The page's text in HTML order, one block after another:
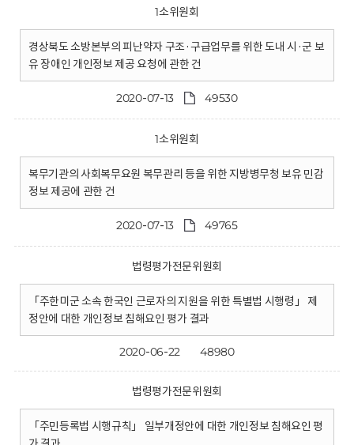
1소위원회
경상북도 소방본부의 피난약자 구조·구급업무를 위한 도내 시·군 보
유 장애인 개인정보 제공 요청에 관한 건
2020-07-13 49530
1소위원회
복무기관의 사회복무요원 복무관리 등을 위한 지방병무청 보유 민감
정보 제공에 관한 건
2020-07-13 49765
법령평가전문위원회
「주한미군 소속 한국인 근로자의 지원을 위한 특별법 시행령」 제
정안에 대한 개인정보 침해요인 평가 결과
2020-06-22 48980
법령평가전문위원회
「주민등록법 시행규칙」 일부개정안에 대한 개인정보 침해요인 평